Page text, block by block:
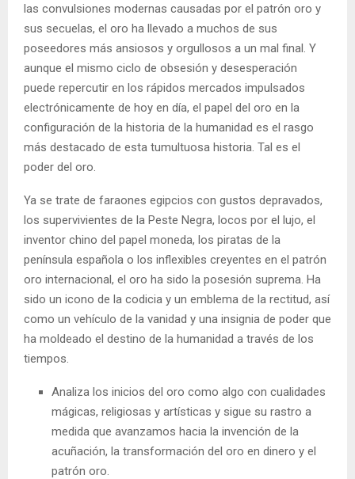
las convulsiones modernas causadas por el patrón oro y
sus secuelas, el oro ha llevado a muchos de sus
poseedores más ansiosos y orgullosos a un mal final. Y
aunque el mismo ciclo de obsesión y desesperación
puede repercutir en los rápidos mercados impulsados ​​
electrónicamente de hoy en día, el papel del oro en la
configuración de la historia de la humanidad es el rasgo
más destacado de esta tumultuosa historia. Tal es el
poder del oro.
Ya se trate de faraones egipcios con gustos depravados,
los supervivientes de la Peste Negra, locos por el lujo, el
inventor chino del papel moneda, los piratas de la
península española o los inflexibles creyentes en el patrón
oro internacional, el oro ha sido la posesión suprema. Ha
sido un icono de la codicia y un emblema de la rectitud, así
como un vehículo de la vanidad y una insignia de poder que
ha moldeado el destino de la humanidad a través de los
tiempos.
Analiza los inicios del oro como algo con cualidades
mágicas, religiosas y artísticas y sigue su rastro a
medida que avanzamos hacia la invención de la
acuñación, la transformación del oro en dinero y el
patrón oro.